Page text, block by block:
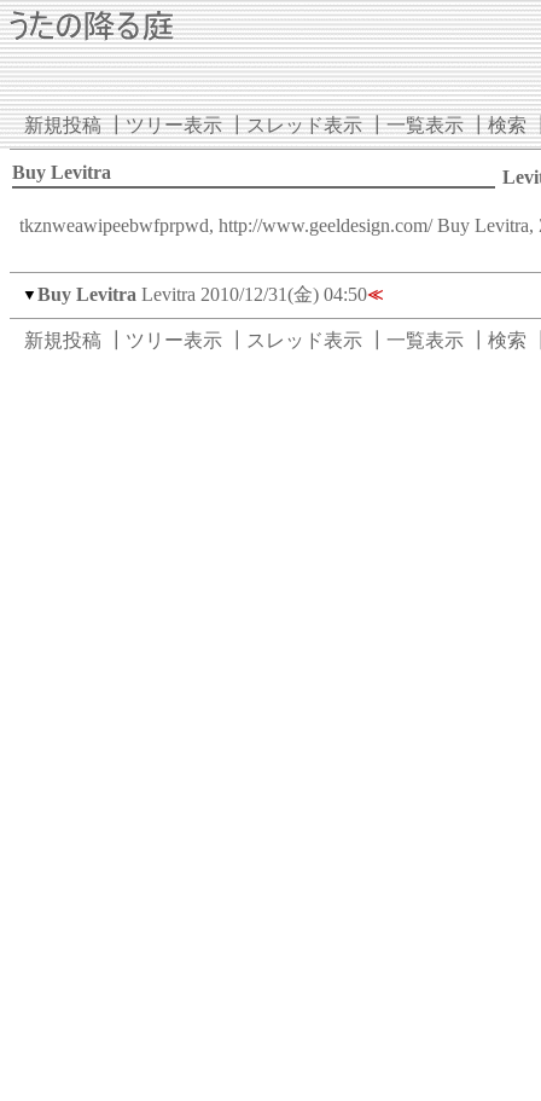
新規投稿┃ツリー表示┃スレッド表示┃一覧表示┃検索
Buy Levitra
tkznweawipeebwfprpwd, http://www.geeldesign.com/Buy Levitra,
▼ Buy Levitra Levitra 2010/12/31(金) 04:50≪
新規投稿 ツリー表示 スレッド表示 一覧表示 検索